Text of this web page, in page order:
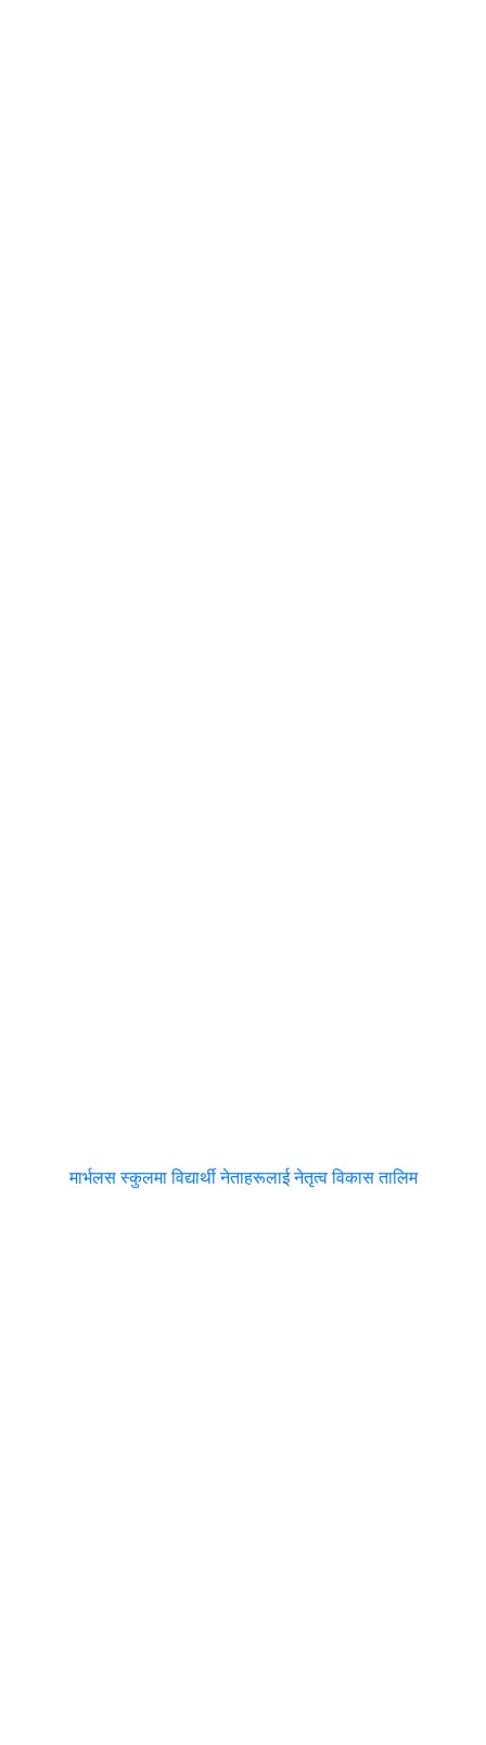
मार्भलस स्कुलमा विद्यार्थी नेताहरूलाई नेतृत्व विकास तालिम